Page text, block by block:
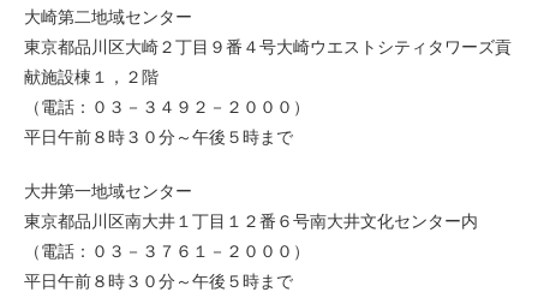
大崎第二地域センター
東京都品川区大崎２丁目９番４号大崎ウエストシティタワーズ貢
献施設棟１，２階
（電話：０３－３４９２－２０００）
平日午前８時３０分～午後５時まで
大井第一地域センター
東京都品川区南大井１丁目１２番６号南大井文化センター内
（電話：０３－３７６１－２０００）
平日午前８時３０分～午後５時まで